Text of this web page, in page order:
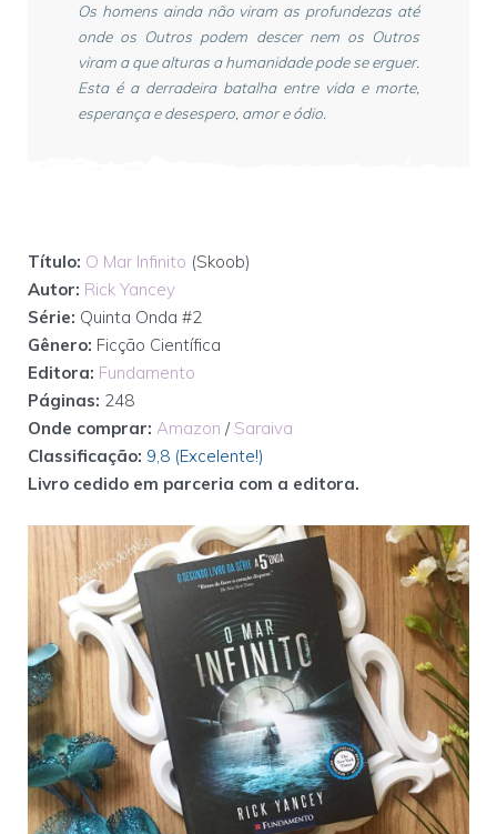
Os homens ainda não viram as profundezas até
onde os Outros podem descer nem os Outros
viram a que alturas a humanidade pode se erguer.
Esta é a derradeira batalha entre vida e morte,
esperança e desespero, amor e ódio.
Título: O Mar Infinito (Skoob)
Autor: Rick Yancey
Série: Quinta Onda #2
Gênero: Ficção Científica
Editora: Fundamento
Páginas: 248
Onde comprar: Amazon / Saraiva
Classificação: 9,8 (Excelente!)
Livro cedido em parceria com a editora.